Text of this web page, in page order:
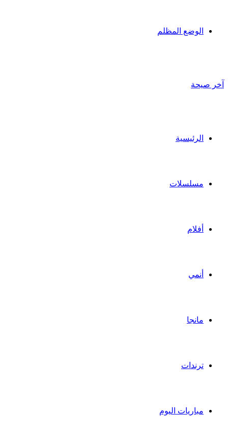
الوضع المظلم
آخر صيحة
الرئيسية
مسلسلات
أفلام
أنمي
مانجا
ترندات
مباريات اليوم